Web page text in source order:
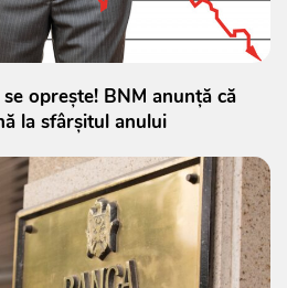
oprește! BNM anunță că
la sfârșitul anului